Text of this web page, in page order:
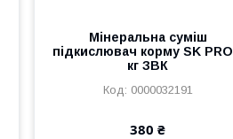
Мінеральна суміш
підкислювач корму SK
кг ЗВК
0000032191
380 ₴